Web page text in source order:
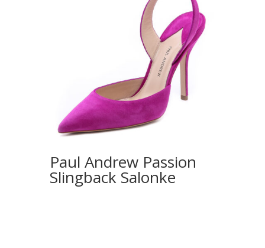
Paul Andrew Passion
Slingback Salonke